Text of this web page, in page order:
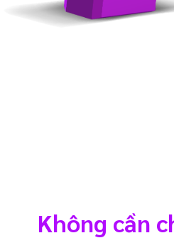
Không cần